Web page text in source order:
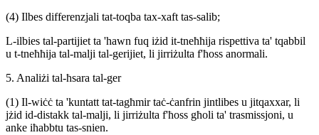
(4) Ilbes differenzjali tat-toqba tax-xaft tas-salib;
L-ilbies tal-partijiet ta 'hawn fuq iżid it-tneħħija rispettiva ta' tqabbil
u t-tneħħija tal-malji tal-gerijiet, li jirriżulta f'ħoss anormali.
5. Analiżi tal-ħsara tal-ger
(1) Il-wiċċ ta 'kuntatt tat-tagħmir taċ-ċanfrin jintlibes u jitqaxxar, li
jżid id-distakk tal-malji, li jirriżulta f'ħoss għoli ta' trasmissjoni, u
anke iħabbtu tas-snien.